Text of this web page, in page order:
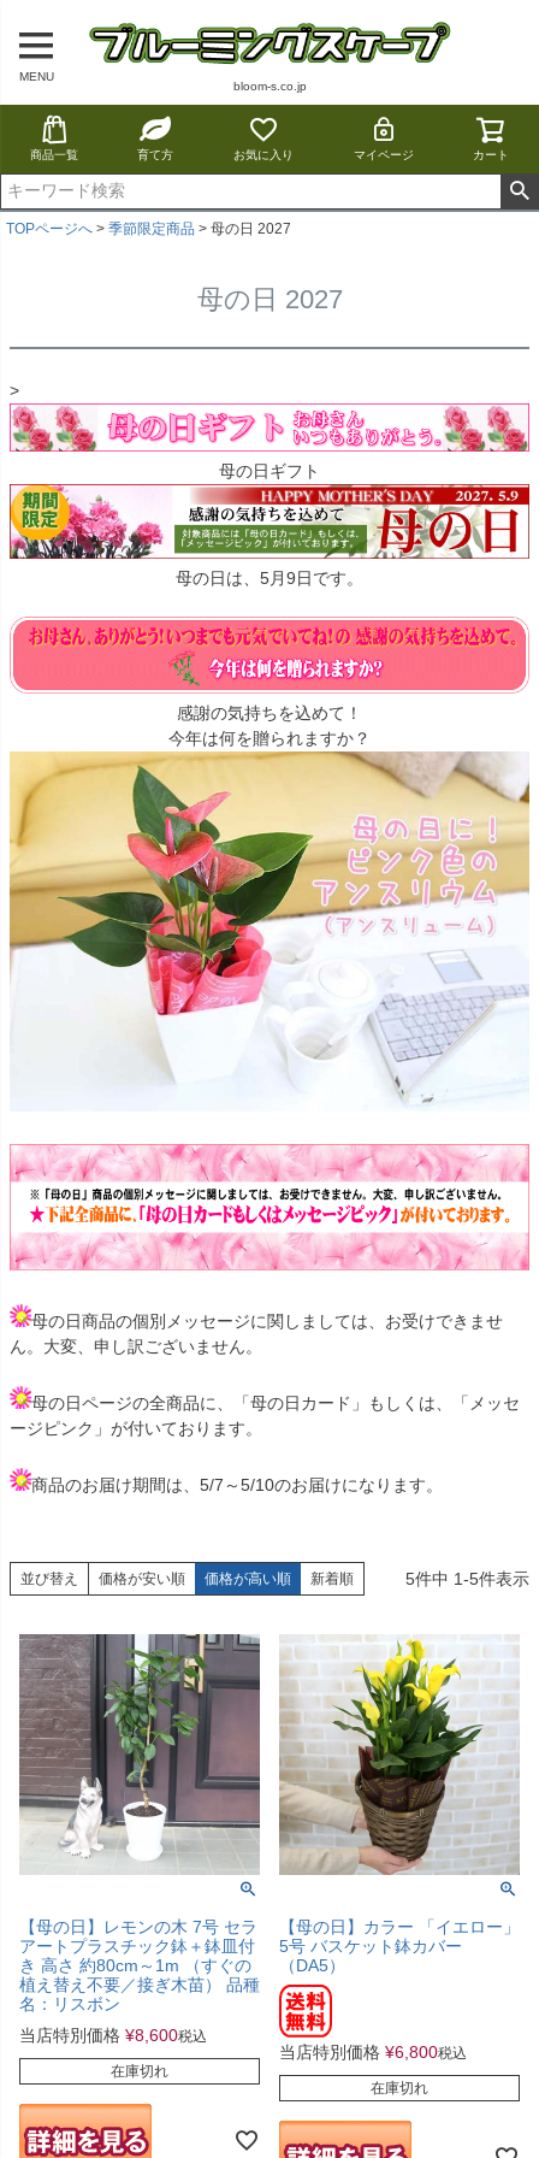
MENU
bloom-s.co.jp
商品一覧 育て方 お気に入り マイページ カート
TOPページへ 季節限定商品 母の日 2027
母の日 2027
>
母の日ギフト
母の日は、5月9日です。
感謝の気持ちを込めて！
今年は何を贈られますか？
母の日商品の個別メッセージに関しましては、お受けできませ
ん。大変、申し訳ございません。
母の日ページの全商品に、「母の日カード」もしくは、「メッセ
ージピンク」が付いております。
商品のお届け期間は、5/7～5/10のお届けになります。
並び替え 価格が安い順 価格が高い順 新着順 5件中 1-5件表示
【母の日】レモンの木 7号 セラ
アートプラスチック鉢＋鉢皿付
き 高さ 約80cm～1m （すぐの
植え替え不要／接ぎ木苗） 品種
名：リスボン
当店特別価格 ¥8,600税込
在庫切れ
【母の日】カラー 「イエロー」
5号 バスケット鉢カバー
（DA5）
当店特別価格 ¥6,800税込
在庫切れ